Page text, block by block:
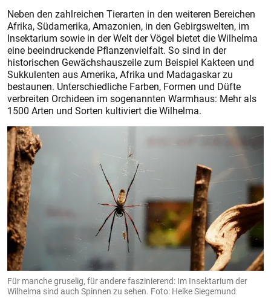
Neben den zahlreichen Tierarten in den weiteren Bereichen
Afrika, Südamerika, Amazonien, in den Gebirgswelten, im
Insektarium sowie in der Welt der Vögel bietet die Wilhelma
eine beeindruckende Pflanzenvielfalt. So sind in der
historischen Gewächshauszeile zum Beispiel Kakteen und
Sukkulenten aus Amerika, Afrika und Madagaskar zu
bestaunen. Unterschiedliche Farben, Formen und Düfte
verbreiten Orchideen im sogenannten Warmhaus: Mehr als
1500 Arten und Sorten kultiviert die Wilhelma.
Für manche gruselig, für andere faszinierend: Im Insektarium der
Wilhelma sind auch Spinnen zu sehen. Foto: Heike Siegemund